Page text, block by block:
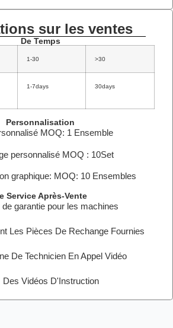
sur les ventes
De Temps
1-30 >30
1-7days 30days
Personnalisation
MOQ: 1 Ensemble
personnalisé MOQ : 10Set
graphique: MOQ: 10 Ensembles
Service Après-Vente
de garantie pour les machines
Les Pièces De Rechange Fournies
De Technicien En Appel Vidéo
Des Vidéos D'Instruction